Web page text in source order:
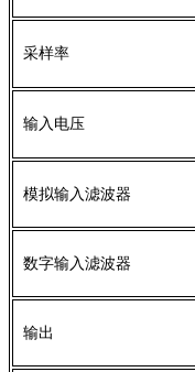
采样率
输入电压
模拟输入滤波器
数字输入滤波器
输出